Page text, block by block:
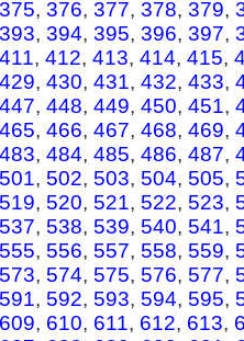
375, 376, 377, 378, 379,
393, 394, 395, 396, 397,
411, 412, 413, 414, 415,
429, 430, 431, 432, 433,
447, 448, 449, 450, 451,
465, 466, 467, 468, 469,
483, 484, 485, 486, 487,
501, 502, 503, 504, 505,
519, 520, 521, 522, 523,
537, 538, 539, 540, 541,
555, 556, 557, 558, 559,
573, 574, 575, 576, 577,
591, 592, 593, 594, 595,
609, 610, 611, 612, 613,